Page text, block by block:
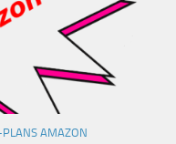
AMAZON